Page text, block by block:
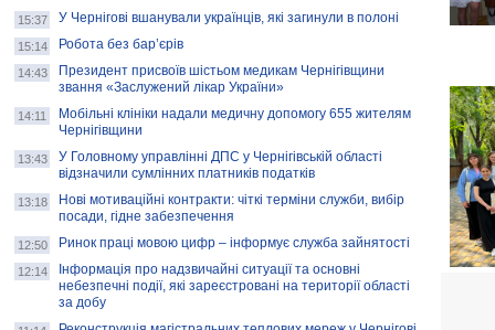
Золота тварина: видання Forbes
написало про чернігівця Патрона: хто і
скільки на ньому заробляє? І куди
витрачають?
15:37 У Чернігові вшанували українців, які загинули в полоні
15:14 Робота без бар’єрів
14:43
Президент присвоїв шістьом медикам Чернігівщини
звання «Заслужений лікар України»
14:11
Мобільні клініки надали медичну допомогу 655 жителям
Чернігівщини
13:43
У Головному управлінні ДПС у Чернігівській області
відзначили сумлінних платників податків
13:18
Нові мотиваційні контракти: чіткі терміни служби, вибір
посади, гідне забезпечення
12:50 Ринок праці мовою цифр – інформує служба зайнятості
12:14
Інформація про надзвичайні ситуації та основні
небезпечні події, які зареєстровані на території області
за добу